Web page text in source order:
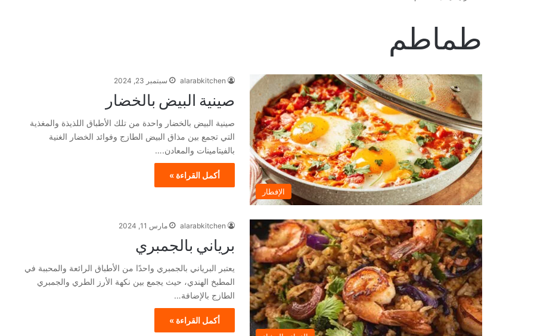
طماطم
الإفطار
alarabkitchen سبتمبر 23, 2024
صينية البيض بالخضار
صينية البيض بالخضار واحدة من تلك الأطباق اللذيذة والمغذية
التي تجمع بين مذاق البيض الطازج وفوائد الخضار الغنية
بالفيتامينات والمعادن.…
أكمل القراءة »
alarabkitchen مارس 11, 2024
برياني بالجمبري
يعتبر البرياني بالجمبري واحدًا من الأطباق الرائعة والمحببة في
المطبخ الهندي، حيث يجمع بين نكهة الأرز الطري والجمبري
الطازج بالإضافة…
أكمل القراءة »